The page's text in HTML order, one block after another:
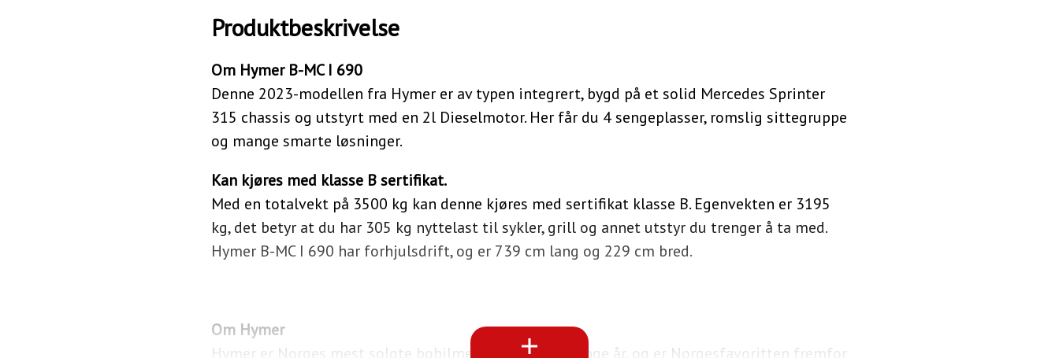
Produktbeskrivelse
Om Hymer B-MC I 690
Denne 2023-modellen fra Hymer er av typen integrert, bygd på et solid Mercedes Sprinter
315 chassis og utstyrt med en 2l Dieselmotor. Her får du 4 sengeplasser, romslig sittegruppe
og mange smarte løsninger.
Kan kjøres med klasse B sertifikat.
Med en totalvekt på 3500 kg kan denne kjøres med sertifikat klasse B. Egenvekten er 3195
kg, det betyr at du har 305 kg nyttelast til sykler, grill og annet utstyr du trenger å ta med.
Hymer B-MC I 690 har forhjulsdrift, og er 739 cm lang og 229 cm bred.
Om Hymer
Hymer er Norges mest solgte bobilmerke gjennom mange år, og er Norgesfavoritten fremfor